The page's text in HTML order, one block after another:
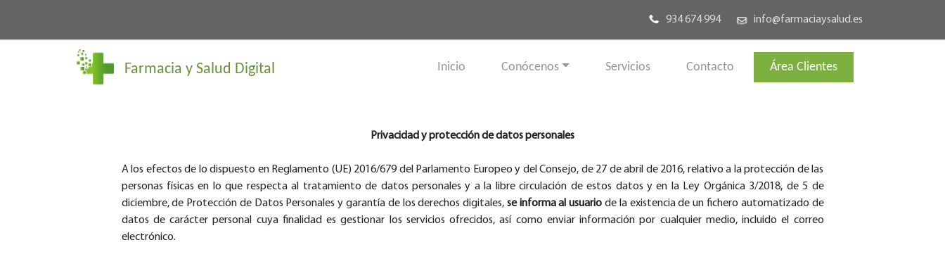
934 674 994 info@farmaciaysalud.es
Farmacia y Salud Digital Inicio Conócenos Servicios Contacto Área Clientes
Privacidad y protección de datos personales
A los efectos de lo dispuesto en Reglamento (UE) 2016/679 del Parlamento Europeo y del Consejo, de 27 de abril de 2016, relativo a la protección de las
personas físicas en lo que respecta al tratamiento de datos personales y a la libre circulación de estos datos y en la Ley Orgánica 3/2018, de 5 de
diciembre, de Protección de Datos Personales y garantía de los derechos digitales, se informa al usuario de la existencia de un fichero automatizado de
datos de carácter personal cuya finalidad es gestionar los servicios ofrecidos, así como enviar información por cualquier medio, incluido el correo
electrónico.